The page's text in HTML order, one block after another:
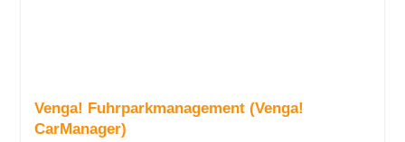
Venga! Fuhrparkmanagement (Venga!
CarManager)